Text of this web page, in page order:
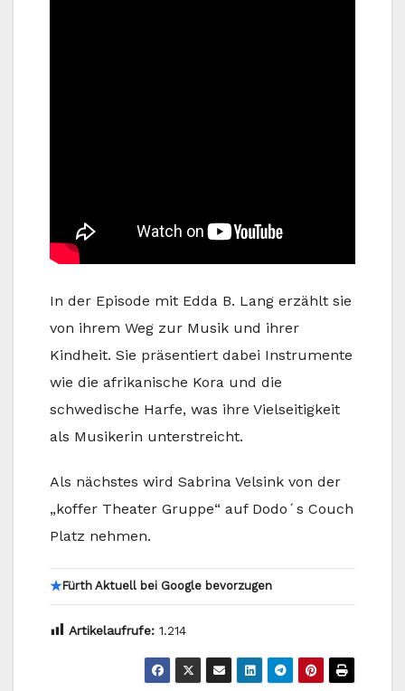
In der Episode mit Edda B. Lang erzählt sie
von ihrem Weg zur Musik und ihrer
Kindheit. Sie präsentiert dabei Instrumente
wie die afrikanische Kora und die
schwedische Harfe, was ihre Vielseitigkeit
als Musikerin unterstreicht.
Als nächstes wird Sabrina Velsink von der
„koffer Theater Gruppe“ auf Dodo´s Couch
Platz nehmen.
★Fürth Aktuell bei Google bevorzugen
Artikelaufrufe: 1.214